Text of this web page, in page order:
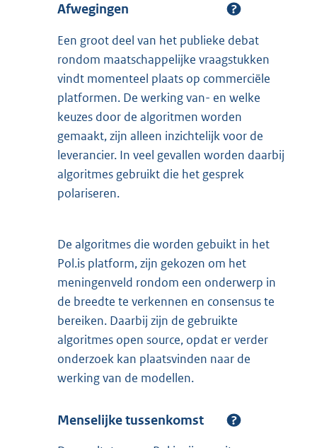
Afwegingen
Een groot deel van het publieke debat
rondom maatschappelijke vraagstukken
vindt momenteel plaats op commerciële
platformen. De werking van- en welke
keuzes door de algoritmen worden
gemaakt, zijn alleen inzichtelijk voor de
leverancier. In veel gevallen worden daarbij
algoritmes gebruikt die het gesprek
polariseren.
De algoritmes die worden gebuikt in het
Pol.is platform, zijn gekozen om het
meningenveld rondom een onderwerp in
de breedte te verkennen en consensus te
bereiken. Daarbij zijn de gebruikte
algoritmes open source, opdat er verder
onderzoek kan plaatsvinden naar de
werking van de modellen.
Menselijke tussenkomst